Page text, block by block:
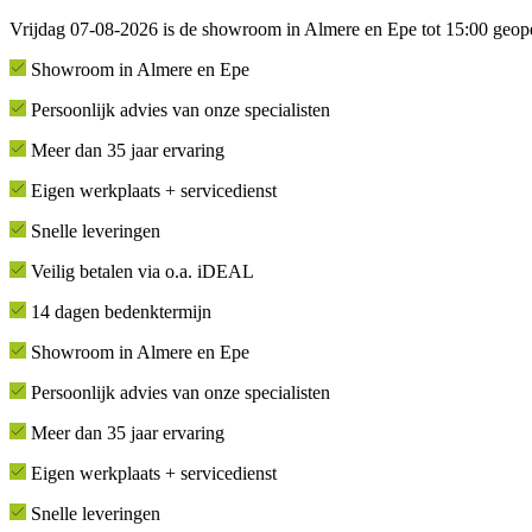
Vrijdag 07-08-2026 is de showroom in Almere en Epe tot 15:00
Showroom in Almere en Epe
Persoonlijk advies van onze specialisten
Meer dan 35 jaar ervaring
Eigen werkplaats + servicedienst
Snelle leveringen
Veilig betalen via o.a. iDEAL
14 dagen bedenktermijn
Showroom in Almere en Epe
Persoonlijk advies van onze specialisten
Meer dan 35 jaar ervaring
Eigen werkplaats + servicedienst
Snelle leveringen